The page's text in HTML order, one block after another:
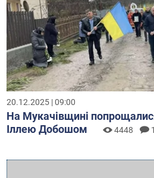
20.12.2025 | 09:00
На Мукачівщині
Іллею Добошом
4448 1